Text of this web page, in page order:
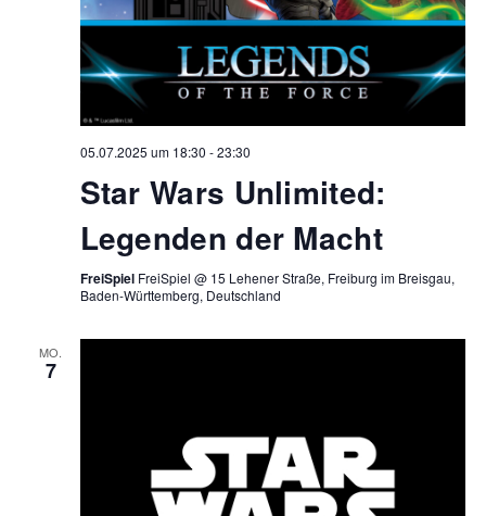
05.07.2025 um 18:30 -23:30
Star Wars Unlimited:
Legenden der Macht
FreiSpiel FreiSpiel @ 15 Lehener Straße, Freiburg im Breisgau,
Baden-Württemberg, Deutschland
MO.
7